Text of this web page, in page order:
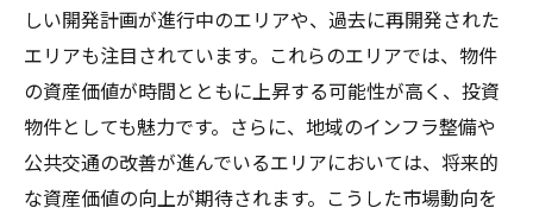
しい開発計画が進行中のエリアや、過去に再開発された
エリアも注目されています。これらのエリアでは、物件
の資産価値が時間とともに上昇する可能性が高く、投資
物件としても魅力です。さらに、地域のインフラ整備や
公共交通の改善が進んでいるエリアにおいては、将来的
な資産価値の向上が期待されます。こうした市場動向を